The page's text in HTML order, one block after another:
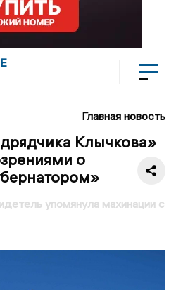
Главная новость
Клычкова»
о
упомянула махинации с